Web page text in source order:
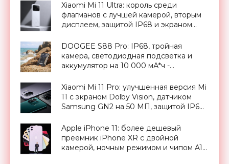
Xiaomi Mi 11 Ultra: король среди
флагманов с лучшей камерой, вторым
дисплеем, защитой IP68 и экраном
DOOGEE S88 Pro: IP68, тройная
камера, светодиодная подсветка и
аккумулятор на 10 000 мА*ч -
Xiaomi Mi 11 Pro: улучшенная версия Mi
11 с экраном Dolby Vision, датчиком
Samsung GN2 на 50 МП, защитой IP68
«Смартфоны»
Apple iPhone 11: более дешевый
преемник iPhone XR с двойной
камерой, ночным режимом и чипом A13